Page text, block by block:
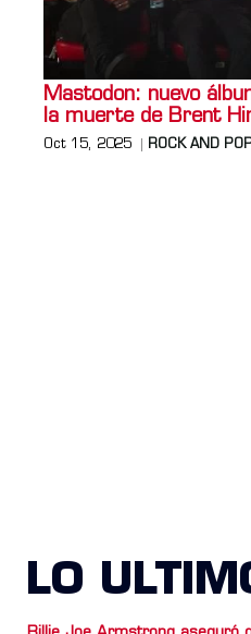
Mastodon: nuevo
la muerte de Brent
Oct 15, 2025 ROCK AND
LO